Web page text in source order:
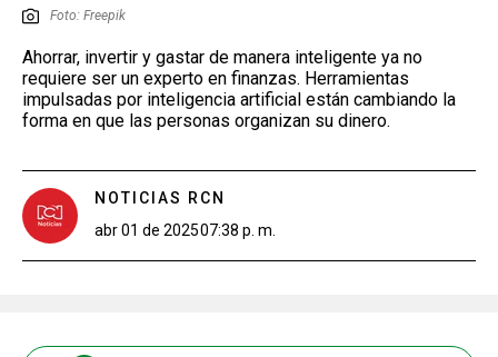
Foto: Freepik
Ahorrar, invertir y gastar de manera inteligente ya no
requiere ser un experto en finanzas. Herramientas
impulsadas por inteligencia artificial están cambiando la
forma en que las personas organizan su dinero.
NOTICIAS RCN
abr 01 de 202507:38 p. m.